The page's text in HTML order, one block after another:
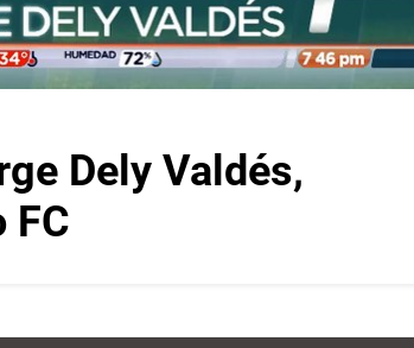
Dely Valdés,
FC